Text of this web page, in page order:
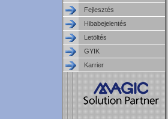
Fejlesztés
Hibabejelentés
Letöltés
GYIK
Karrier